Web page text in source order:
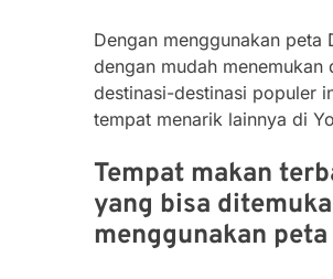
Dengan menggunakan peta
dengan mudah menemukan
destinasi-destinasi populer
tempat menarik lainnya di
Tempat makan
yang bisa
menggunakan peta